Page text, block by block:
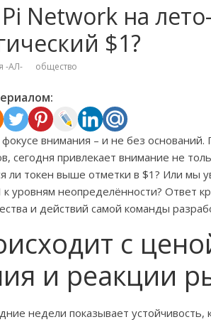
Network на
$1?
-АЛ- общество
внимания – и не без
сегодня привлекает внимание не
ли токен выше отметки в $1? Или мы
уровням неопределённости? Ответ
и действий самой команды
с
и реакции
недели показывает устойчивость,